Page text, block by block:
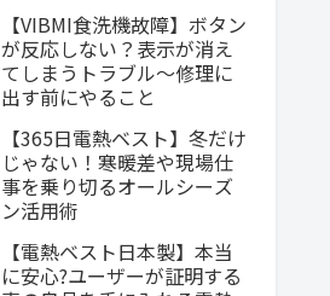
【VIBMI食洗機故障】ボタン
が反応しない？表示が消え
てしまうトラブル～修理に
出す前にやること
【365日電熱ベスト】冬だけ
じゃない！寒暖差や現場仕
事を乗り切るオールシーズ
ン活用術
【電熱ベスト日本製】本当
に安心?ユーザーが証明する